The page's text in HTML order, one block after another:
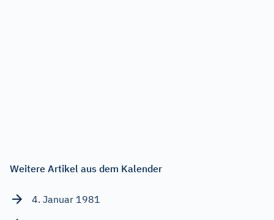
Weitere Artikel aus dem Kalender
4. Januar 1981